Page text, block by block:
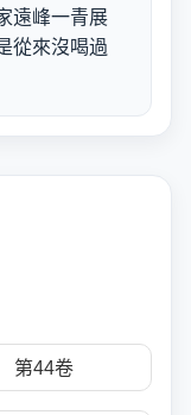
遠峰一青展
從來沒喝過
第44卷